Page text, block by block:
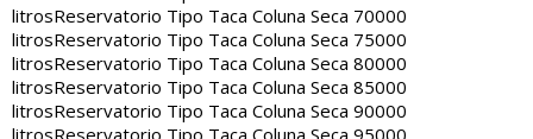
litrosReservatorio Tipo Taca Coluna Seca 70000
litrosReservatorio Tipo Taca Coluna Seca 75000
litrosReservatorio Tipo Taca Coluna Seca 80000
litrosReservatorio Tipo Taca Coluna Seca 85000
litrosReservatorio Tipo Taca Coluna Seca 90000